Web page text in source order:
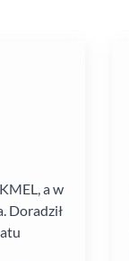
a w
Doradził